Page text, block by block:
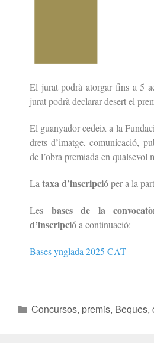
El jurat podrà atorgar fins a 5
jurat podrà declarar desert el
El guanyador cedeix a la
drets d’imatge,comunicació,
de l’obra premiada en qualsevol
La taxa d’inscripcióper a la
Les bases de la
d’inscripcióa continuació:
Bases ynglada 2025 CAT
Concursos, premis, Beques,